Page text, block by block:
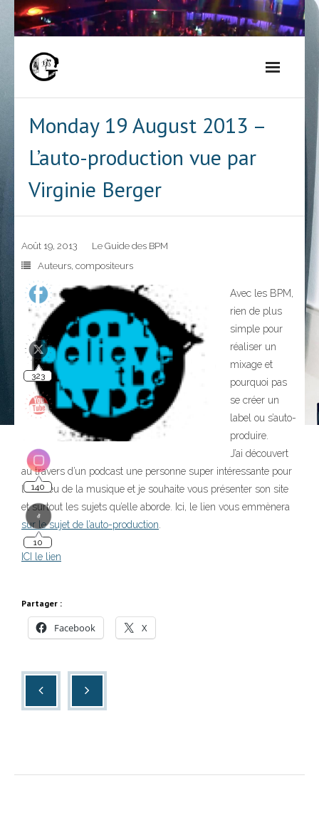
Skip
to
Monday 19 August 2013 –
L’auto-production vue par
Virginie Berger
Août 19, 2013
Le Guide des BPM
Auteurs, compositeurs
Avec les BPM,
rien de plus
simple pour
réaliser un
mixage et
pourquoi pas
se créer un
label ou s’auto-
produire.
J’ai découvert
au travers d’un podcast une personne super intéressante pour
le milieu de la musique et je souhaite vous présenter son site
et surtout les sujets qu’elle aborde. Ici, le lien vous emmènera
sur le sujet de l’auto-production
ICI le lien
Partager :
Facebook X
323
140
10